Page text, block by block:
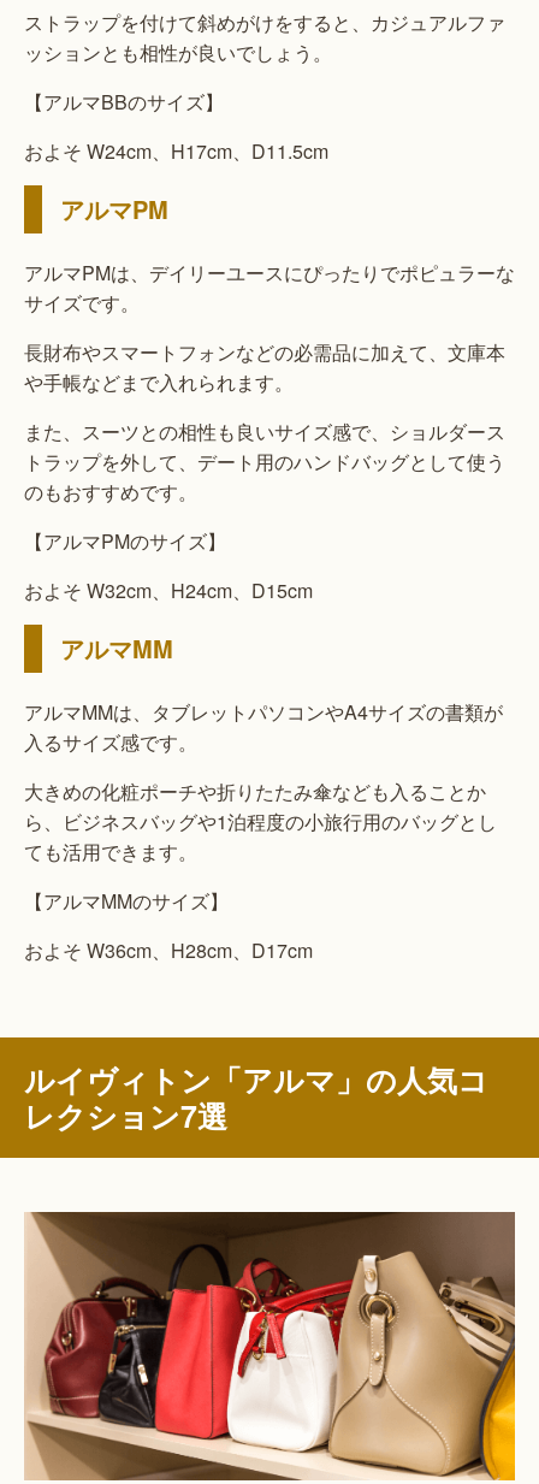
ストラップを付けて斜めがけをすると、カジュアルファ
ッションとも相性が良いでしょう。
【アルマBBのサイズ】
およそ W24cm、H17cm、D11.5cm
アルマPM
アルマPMは、デイリーユースにぴったりでポピュラーな
サイズです。
長財布やスマートフォンなどの必需品に加えて、文庫本
や手帳などまで入れられます。
また、スーツとの相性も良いサイズ感で、ショルダース
トラップを外して、デート用のハンドバッグとして使う
のもおすすめです。
【アルマPMのサイズ】
およそ W32cm、H24cm、D15cm
アルマMM
アルマMMは、タブレットパソコンやA4サイズの書類が
入るサイズ感です。
大きめの化粧ポーチや折りたたみ傘なども入ることか
ら、ビジネスバッグや1泊程度の小旅行用のバッグとし
ても活用できます。
【アルマMMのサイズ】
およそ W36cm、H28cm、D17cm
ルイヴィトン「アルマ」の人気コ
レクション7選